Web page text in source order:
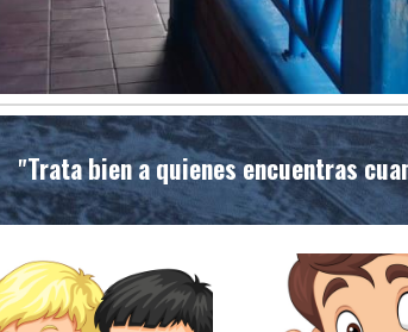
"Trata bien a quienes encuentras